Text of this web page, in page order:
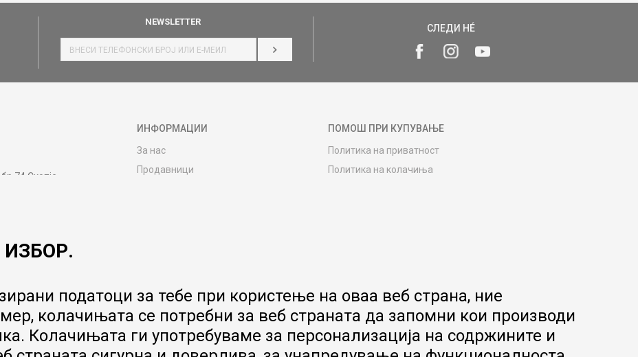
NEWSLETTER
НАЈАВИ СЕ
СЛЕДИ НÉ
Скопје
ИНФОРМАЦИИ
За нас
Продавници
Гаранција за производ
Ценовник
ПОМОШ ПРИ КУПУВАЊЕ
Политика на приватност
Политика на колачиња
Product Finder
FAQs
податоци за тебе при користење на оваа веб страна, ние
колачињата се потребни за веб страната да запомни кои производи
Колачињата ги употребуваме за персонализација на содржините и